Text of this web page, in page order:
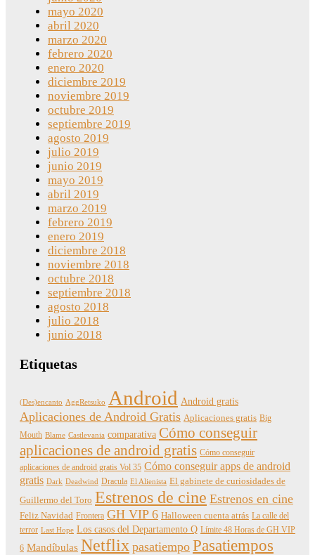
mayo 2020
abril 2020
marzo 2020
febrero 2020
enero 2020
diciembre 2019
noviembre 2019
octubre 2019
septiembre 2019
agosto 2019
julio 2019
junio 2019
mayo 2019
abril 2019
marzo 2019
febrero 2019
enero 2019
diciembre 2018
noviembre 2018
octubre 2018
septiembre 2018
agosto 2018
julio 2018
junio 2018
Etiquetas
(Des)encanto AggRetsuko Android Android gratis
Aplicaciones de Android Gratis Aplicaciones gratis Big
Mouth Blame Castlevania comparativa Cómo conseguir
aplicaciones de android gratis Cómo conseguir
aplicaciones de android gratis Vol 35 Cómo conseguir apps de android
gratis Dark Deadwind Dracula El Alienista El gabinete de curiosidades de
Guillermo del Toro Estrenos de cine Estrenos en cine
Feliz Navidad Frontera GH VIP 6 Halloween cuenta atrás La calle del
terror Last Hope Los casos del Departamento Q Límite 48 Horas de GH VIP
6 Mandíbulas Netflix pasatiempo Pasatiempos